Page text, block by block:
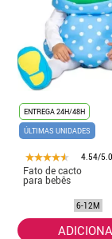
ENTREGA 24H/48H
ÚLTIMAS UNIDADES
4.54/
Fato de cacto
para bebês
6-12M